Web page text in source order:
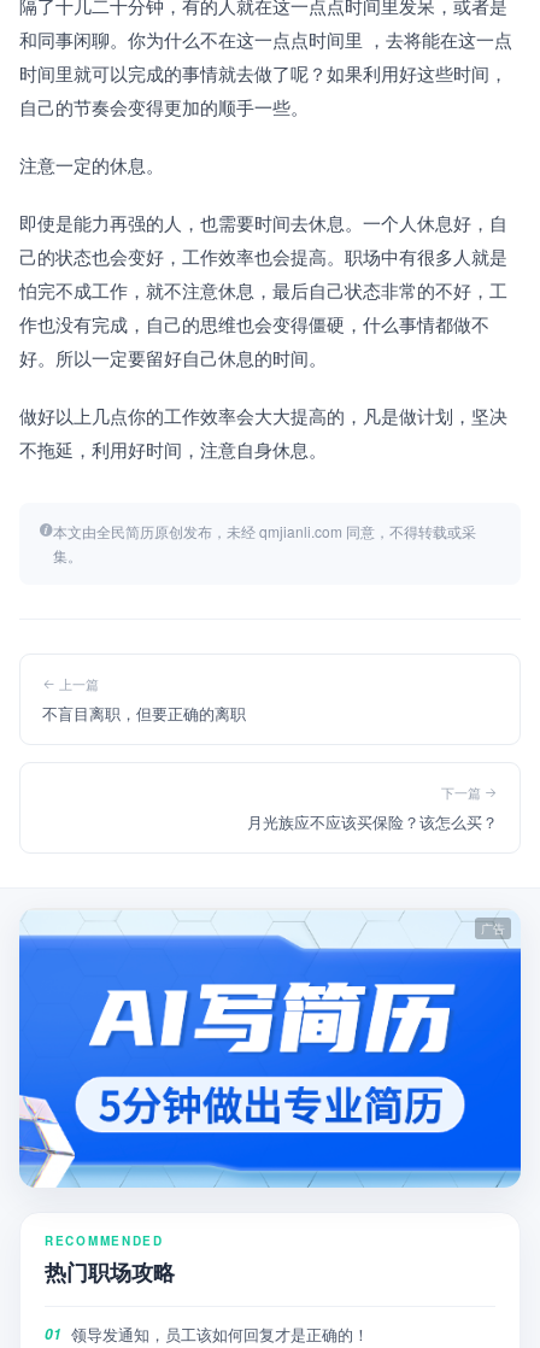
隔了十几二十分钟，有的人就在这一点点时间里发呆，或者是
和同事闲聊。你为什么不在这一点点时间里 ，去将能在这一点
时间里就可以完成的事情就去做了呢？如果利用好这些时间，
自己的节奏会变得更加的顺手一些。
注意一定的休息。
即使是能力再强的人，也需要时间去休息。一个人休息好，自
己的状态也会变好，工作效率也会提高。职场中有很多人就是
怕完不成工作，就不注意休息，最后自己状态非常的不好，工
作也没有完成，自己的思维也会变得僵硬，什么事情都做不
好。所以一定要留好自己休息的时间。
做好以上几点你的工作效率会大大提高的，凡是做计划，坚决
不拖延，利用好时间，注意自身休息。
本文由全民简历原创发布，未经 qmjianli.com 同意，不得转载或采
集。
上一篇
不盲目离职，但要正确的离职
下一篇
月光族应不应该买保险？该怎么买？
RECOMMENDED
热门职场攻略
01 领导发通知，员工该如何回复才是正确的！